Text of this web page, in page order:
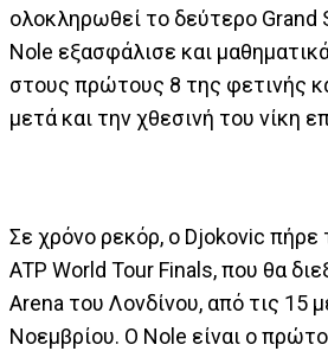
ολοκληρωθεί το δεύτερο Grand
Nole εξασφάλισε και
στους πρώτους 8 της φετινής
μετά και την χθεσινή του νίκη
Σε χρόνο ρεκόρ, ο Djokovic πήρε
ATP World Tour Finals, που θα
Arena του Λονδίνου, από τις 15
Νοεμβρίου. Ο Nole είναι ο